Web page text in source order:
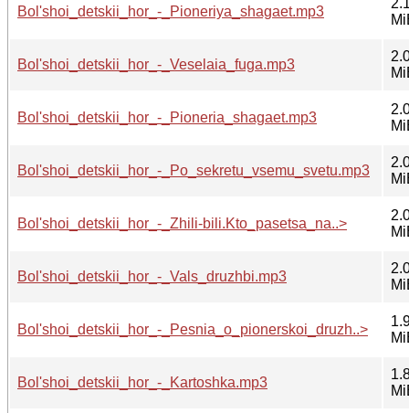
Bol'shoi_detskii_hor_-_Pioneriya_shagaet.mp3
Bol'shoi_detskii_hor_-_Veselaia_fuga.mp3
Bol'shoi_detskii_hor_-_Pioneria_shagaet.mp3
Bol'shoi_detskii_hor_-_Po_sekretu_vsemu_svetu.mp3
Bol'shoi_detskii_hor_-_Zhili-bili.Kto_pasetsa_na..>
Bol'shoi_detskii_hor_-_Vals_druzhbi.mp3
Bol'shoi_detskii_hor_-_Pesnia_o_pionerskoi_druzh..>
Bol'shoi_detskii_hor_-_Kartoshka.mp3